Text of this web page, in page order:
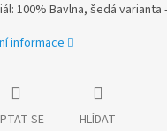
100% Bavlna, šedá
informace
SE HLÍDAT